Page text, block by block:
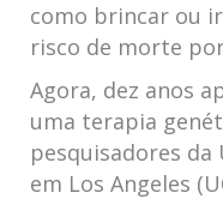
como brincar ou
risco de morte
Agora, dez anos
uma terapia
pesquisadores da
em Los Angeles